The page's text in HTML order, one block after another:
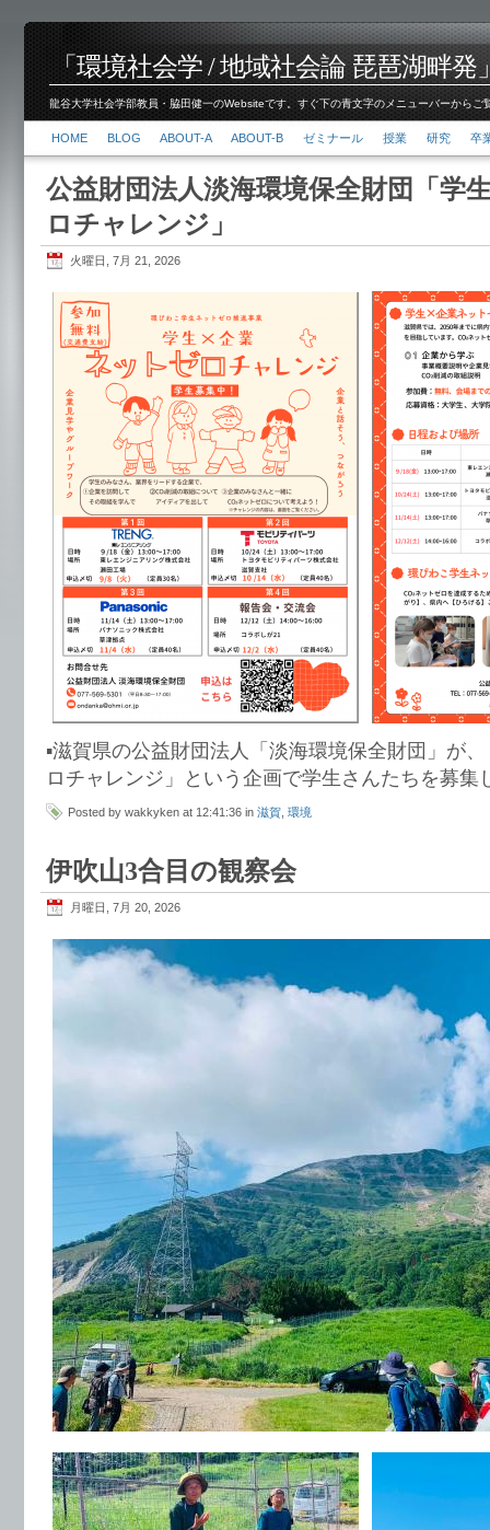
「環境社会学 / 地域社会論 琵琶湖畔発
龍谷大学社会学部教員・脇田健一のWebsiteです。すぐ下の青文字のメニューバーから
HOME BLOG ABOUT-A ABOUT-B ゼミナール 授業 研究 卒
公益財団法人淡海環境保全財団「学
ロチャレンジ」
火曜日, 7月 21, 2026
▪️滋賀県の公益財団法人「淡海環境保全財団」が
ロチャレンジ」という企画で学生さんたちを募集
Posted by wakkyken at 12:41:36 in 滋賀 環境
伊吹山3合目の観察会
月曜日, 7月 20, 2026